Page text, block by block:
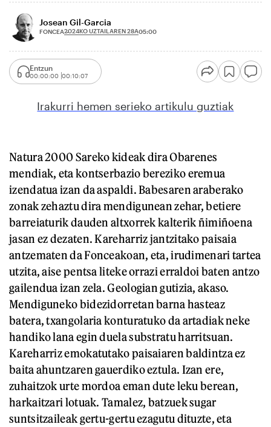
Josean Gil-Garcia
FONCEA2024KO UZTAILAREN 28A05:00
Entzun
00:00:00 00:10:07
Irakurri hemen serieko artikulu guztiak
Natura 2000 Sareko kideak dira Obarenes
mendiak, eta kontserbazio bereziko eremua
izendatua izan da aspaldi. Babesaren araberako
zonak zehaztu dira mendigunean zehar, betiere
barreiaturik dauden altxorrek kalterik ñimiñoena
jasan ez dezaten. Kareharriz jantzitako paisaia
antzematen da Fonceakoan, eta, irudimenari tartea
utzita, aise pentsa liteke orrazi erraldoi baten antzo
gailendua izan zela. Geologian gutizia, akaso.
Mendiguneko bidezidorretan barna hasteaz
batera, txangolaria konturatuko da artadiak neke
handiko lana egin duela substratu harritsuan.
Kareharriz emokatutako paisaiaren baldintza ez
baita ahuntzaren gauerdiko eztula. Izan ere,
zuhaitzok urte mordoa eman dute leku berean,
harkaitzari lotuak. Tamalez, batzuek sugar
suntsitzaileak gertu-gertu ezagutu dituzte, eta